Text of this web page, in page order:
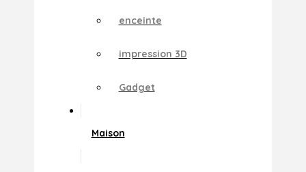
enceinte
impression 3D
Gadget
Maison